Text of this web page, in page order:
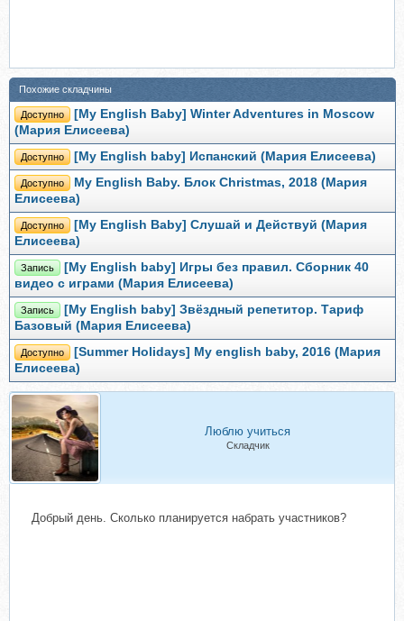
Похожие складчины
Доступно
[My English Baby] Winter Adventures in Moscow
(Мария Елисеева)
Доступно [My English baby] Испанский (Мария Елисеева)
Доступно
My English Baby. Блок Christmas, 2018 (Мария
Елисеева)
Доступно
[My English Baby] Слушай и Действуй (Мария
Елисеева)
Запись
[My English baby] Игры без правил. Сборник 40
видео с играми (Мария Елисеева)
Запись
[My English baby] Звёздный репетитор. Тариф
Базовый (Мария Елисеева)
Доступно
[Summer Holidays] My english baby, 2016 (Мария
Елисеева)
Люблю учиться
Складчик
Добрый день. Сколько планируется набрать участников?